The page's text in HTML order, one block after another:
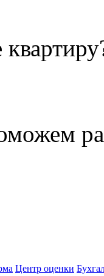
Центр оценки